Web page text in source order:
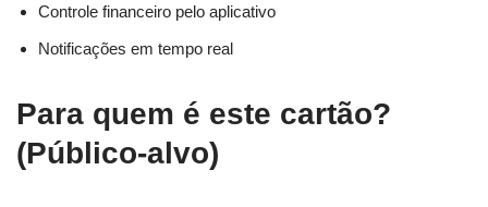
Controle financeiro pelo aplicativo
Notificações em tempo real
Para quem é este cartão?
(Público-alvo)